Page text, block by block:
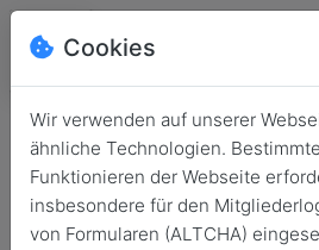
Cookies
Wir verwenden auf unserer
ähnliche Technologien.
Funktionieren der Webseite
insbesondere für den
von Formularen (ALTCHA)